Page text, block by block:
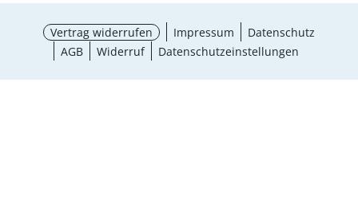
Vertrag widerrufen Impressum
Datenschutz
AGB
Widerruf Datenschutzeinstellungen